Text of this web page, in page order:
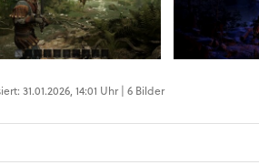
31.01.2026, 14:01 Uhr | 6 Bilder